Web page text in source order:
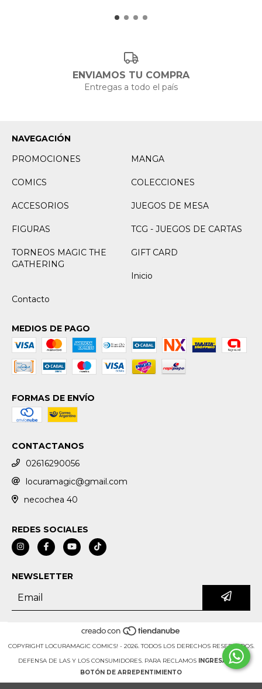
ENVIAMOS TU COMPRA
Entregas a todo el país
NAVEGACIÓN
PROMOCIONES
MANGA
COMICS COLECCIONES
ACCESORIOS JUEGOS DE MESA
FIGURAS TCG - JUEGOS DE CARTAS
TORNEOS MAGIC THE
GATHERING
GIFT CARD
Inicio
Contacto
MEDIOS DE PAGO
FORMAS DE ENVÍO
CONTACTANOS
02616290056
locuramagic@gmail.com
necochea 40
REDES SOCIALES
NEWSLETTER
COPYRIGHT LOCURAMAGIC COMICS! - 2026. TODOS LOS DERECHOS RESERVADOS.
DEFENSA DE LAS Y LOS CONSUMIDORES. PARA RECLAMOS INGRESÁ ACÁ.
BOTÓN DE ARREPENTIMIENTO